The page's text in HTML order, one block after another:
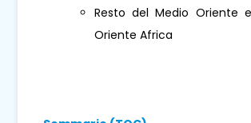
Resto del Medio Oriente
Oriente Africa